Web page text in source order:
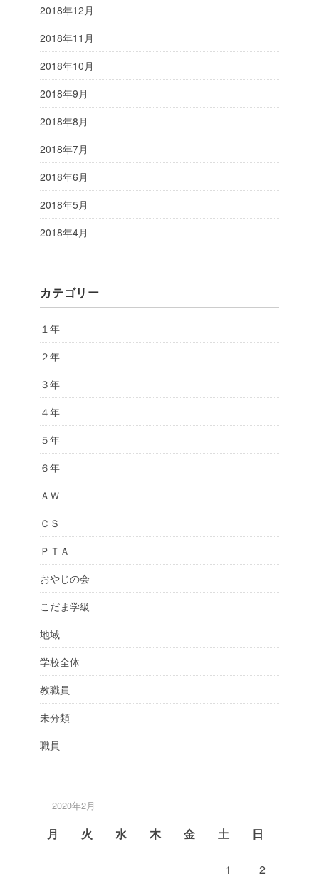
2018年12月
2018年11月
2018年10月
2018年9月
2018年8月
2018年7月
2018年6月
2018年5月
2018年4月
カテゴリー
１年
２年
３年
４年
５年
６年
ＡＷ
ＣＳ
ＰＴＡ
おやじの会
こだま学級
地域
学校全体
教職員
未分類
職員
2020年2月
月 火 水 木 金 土 日
1 2